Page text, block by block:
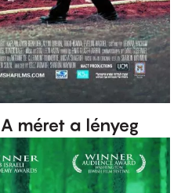
méret a lényeg